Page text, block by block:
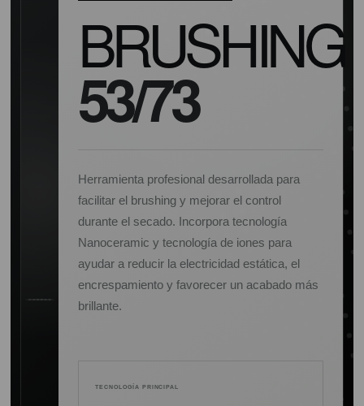
BRUSHING
53/73
Herramienta profesional desarrollada para
facilitar el brushing y mejorar el control
durante el secado. Incorpora tecnología
Nanoceramic y tecnología de iones para
ayudar a reducir la electricidad estática, el
encrespamiento y favorecer un acabado más
brillante.
TECNOLOGÍA PRINCIPAL